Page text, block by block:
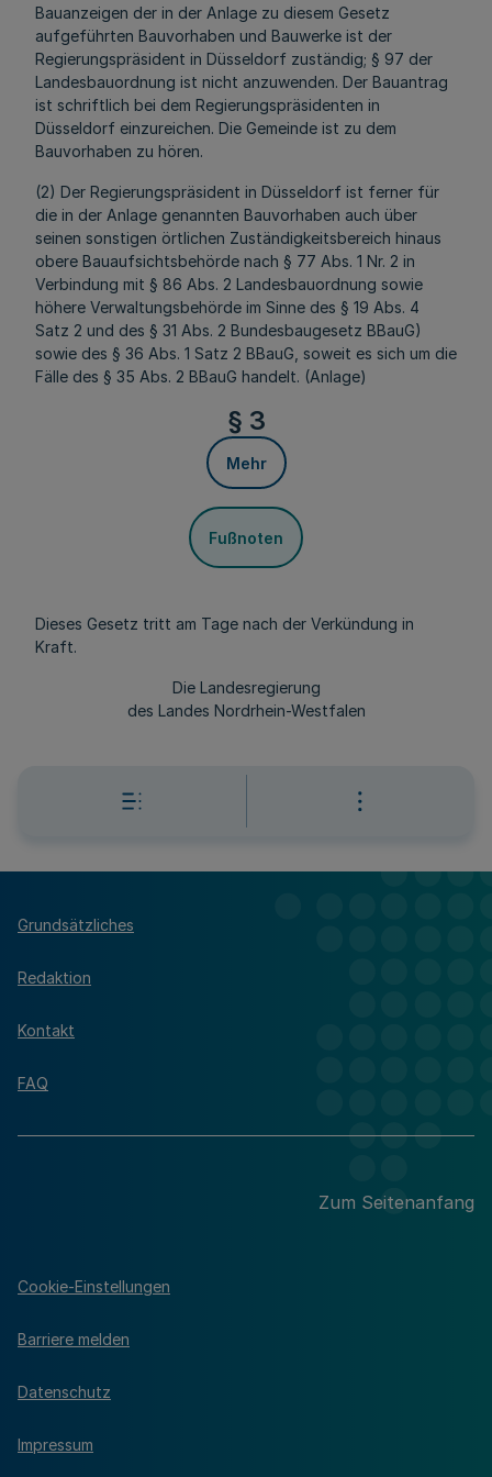
Bauanzeigen der in der Anlage zu diesem Gesetz
aufgeführten Bauvorhaben und Bauwerke ist der
Regierungspräsident in Düsseldorf zuständig; § 97 der
Landesbauordnung ist nicht anzuwenden. Der Bauantrag
ist schriftlich bei dem Regierungspräsidenten in
Düsseldorf einzureichen. Die Gemeinde ist zu dem
Bauvorhaben zu hören.
(2) Der Regierungspräsident in Düsseldorf ist ferner für
die in der Anlage genannten Bauvorhaben auch über
seinen sonstigen örtlichen Zuständigkeitsbereich hinaus
obere Bauaufsichtsbehörde nach § 77 Abs. 1 Nr. 2 in
Verbindung mit § 86 Abs. 2 Landesbauordnung sowie
höhere Verwaltungsbehörde im Sinne des § 19 Abs. 4
Satz 2 und des § 31 Abs. 2 Bundesbaugesetz BBauG)
sowie des § 36 Abs. 1 Satz 2 BBauG, soweit es sich um die
Fälle des § 35 Abs. 2 BBauG handelt. (Anlage)
§ 3
Mehr
Fußnoten
Dieses Gesetz tritt am Tage nach der Verkündung in
Kraft.
Die Landesregierung
des Landes Nordrhein-Westfalen
Grundsätzliches
Redaktion
Kontakt
FAQ
Zum Seitenanfang
Cookie-Einstellungen
Barriere melden
Datenschutz
Impressum